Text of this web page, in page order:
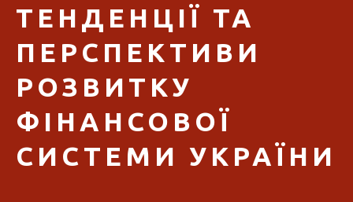
ТЕНДЕНЦІЇ ТА
ПЕРСПЕКТИВИ
РОЗВИТКУ
ФІНАНСОВОЇ
СИСТЕМИ УКРАЇНИ